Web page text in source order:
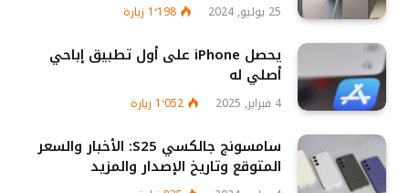
25 يوليو, 2024 1٬198 زيارة
يحصل iPhone على أول تطبيق إباحي
أصلي له
4 فبراير, 2025 1٬052 زيارة
سامسونج جالكسي S25: الأخبار والسعر
المتوقع وتاريخ الإصدار والمزيد